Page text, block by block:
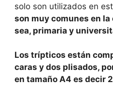
solo son utilizados en
son muy comunes en
sea, primaria y
Los trípticos están
caras y dos plisados,
en tamaño A4 es decir